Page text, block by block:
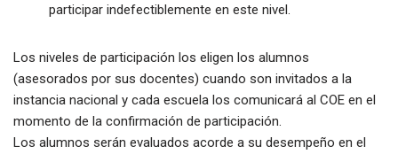
participar indefectiblemente en este nivel.
Los niveles de participación los eligen los alumnos
(asesorados por sus docentes) cuando son invitados a la
instancia nacional y cada escuela los comunicará al COE en el
momento de la confirmación de participación.
Los alumnos serán evaluados acorde a su desempeño en el